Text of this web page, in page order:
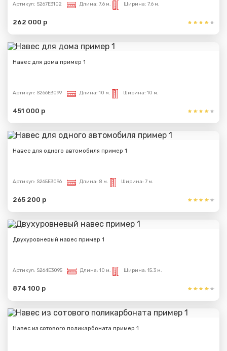
Артикул: S267E3102 Длина: 7.6 м. Ширина: 7.6 м.
262 000 р
Навес для дома пример 1
Артикул: S266E3099 Длина: 10 м. Ширина: 10 м.
451 000 р
Навес для одного автомобиля пример 1
Артикул: S265E3096 Длина: 8 м. Ширина: 7 м.
265 200 р
Двухуровневый навес пример 1
Артикул: S264E3095 Длина: 10 м. Ширина: 15.3 м.
874 100 р
Навес из сотового поликарбоната пример 1